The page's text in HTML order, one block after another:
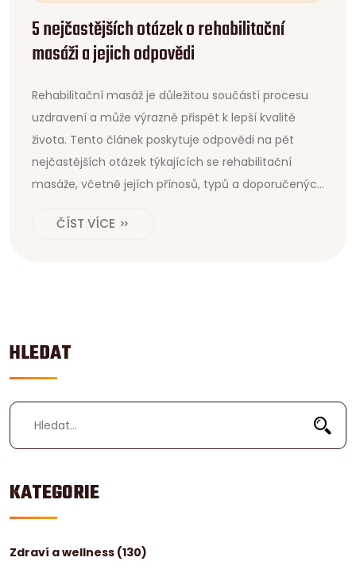
HLEDAT
KATEGORIE
Zdraví a wellness (130)
5 nejčastějších otázek o rehabilitační
masáži a jejich odpovědi
Rehabilitační masáž je důležitou součástí procesu
uzdravení a může výrazně přispět k lepší kvalitě
života. Tento článek poskytuje odpovědi na pět
nejčastějších otázek týkajících se rehabilitační
masáže, včetně jejích přínosů, typů a doporučených
které pomohou lidem lépe porozumět tomu, co
ČÍST VÍCE